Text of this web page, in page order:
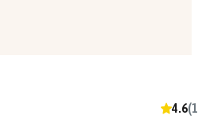
4.6(